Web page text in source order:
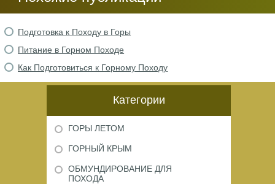
Подготовка к Походу в Горы
Питание в Горном Походе
Как Подготовиться к Горному Походу
Категории
ГОРЫ ЛЕТОМ
ГОРНЫЙ КРЫМ
ОБМУНДИРОВАНИЕ ДЛЯ
ПОХОДА